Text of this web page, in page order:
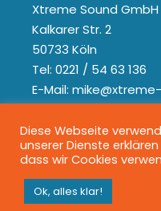
Xtreme Sound GmbH
Kalkarer Str. 2
50733 Köln
Tel: 0221 / 54 63 136
E-Mail:
Diese Webseite
unserer Dienste
dass wir Cookies
Ok, alles klar!